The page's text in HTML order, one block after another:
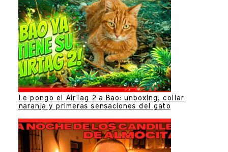
Le pongo el AirTag 2 a Bao: unboxing, collar
naranja y primeras sensaciones del gato